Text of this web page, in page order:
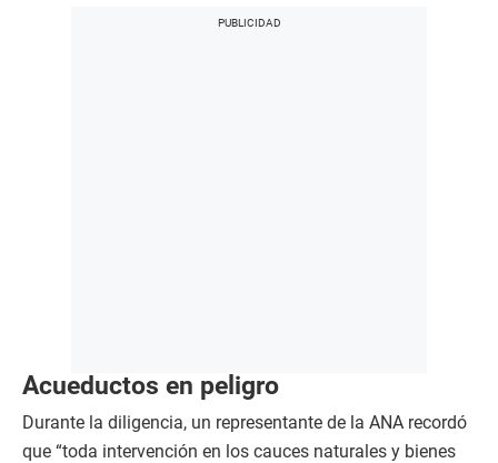
Acueductos en peligro
Durante la diligencia, un representante de la ANA recordó
que “toda intervención en los cauces naturales y bienes